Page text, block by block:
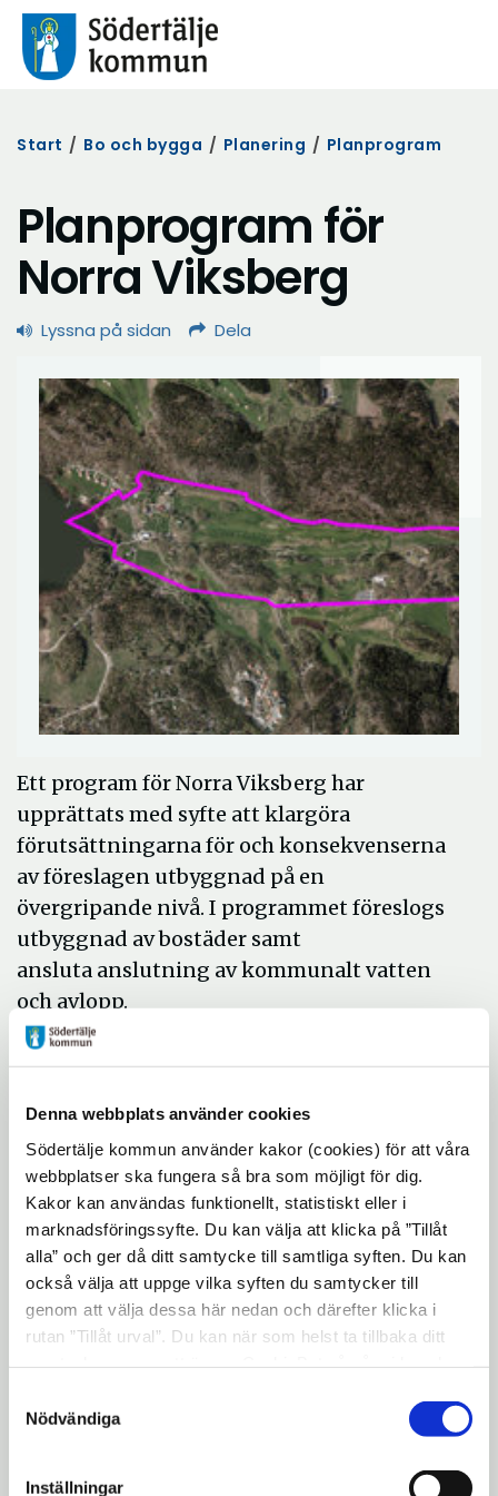
Denna webbplats använder cookies
Södertälje kommun använder kakor (cookies) för att våra
webbplatser ska fungera så bra som möjligt för dig.
Kakor kan användas funktionellt, statistiskt eller i
marknadsföringssyfte. Du kan välja att klicka på ”Tillåt
alla” och ger då ditt samtycke till samtliga syften. Du kan
också välja att uppge vilka syften du samtycker till
genom att välja dessa här nedan och därefter klicka i
rutan ”Tillåt urval”. Du kan när som helst ta tillbaka ditt
"Visa detaljer" kan du läsa om hur kakorna används och
hur vi och våra leverantörer inhämtar och behandlar
Nödvändiga
Inställningar
Start / Bo och bygga / Planering / Planprogram
Planprogram för
Norra Viksberg
Lyssna på sidan Dela
Ett program för Norra Viksberg har
upprättats med syfte att klargöra
förutsättningarna för och konsekvenserna
av föreslagen utbyggnad på en
övergripande nivå. I programmet föreslogs
utbyggnad av bostäder samt
ansluta anslutning av kommunalt vatten
och avlopp.
Alla inkomna synpunkter har efter
programsamrådet sammanställts och
kommenterats i en samrådsredogörelse.
Stadsbyggnadsnämnden beslutade 2017-
05-30 § 30 att avsluta ärendet för område C.
Bedömningen baseras på den samlade
effekten av restriktioner som finns inom
området i form av riksintresse för
totalförsvaret, höga naturvärden och
vattenskyddsområde för södra Mälaren.